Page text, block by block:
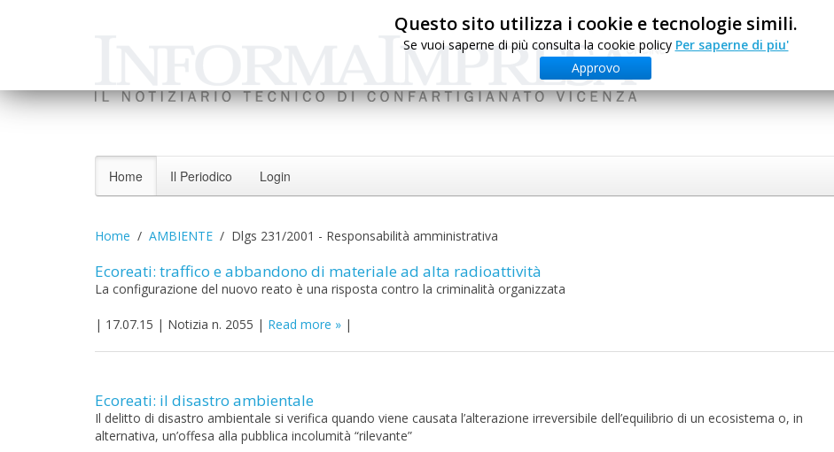
Questo sito utilizza i cookie e tecnologie simili.
Se vuoi saperne di più consulta la cookie policy Per saperne di piu'
Approvo
Home Il Periodico Login
Home AMBIENTE Dlgs 231/2001 - Responsabilità amministrativa
Ecoreati: traffico e abbandono di materiale ad alta radioattività
La configurazione del nuovo reato è una risposta contro la criminalità organizzata
| 17.07.15 | Notizia n. 2055 | Read more |
Ecoreati: il disastro ambientale
Il delitto di disastro ambientale si verifica quando viene causata l’alterazione irreversibile dell’equilibrio di un ecosistema o, in
alternativa, un’offesa alla pubblica incolumità “rilevante”